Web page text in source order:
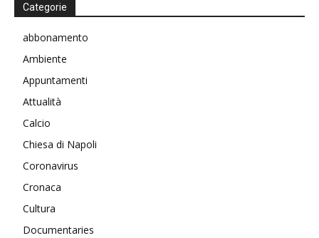
Categorie
abbonamento
Ambiente
Appuntamenti
Attualità
Calcio
Chiesa di Napoli
Coronavirus
Cronaca
Cultura
Documentaries